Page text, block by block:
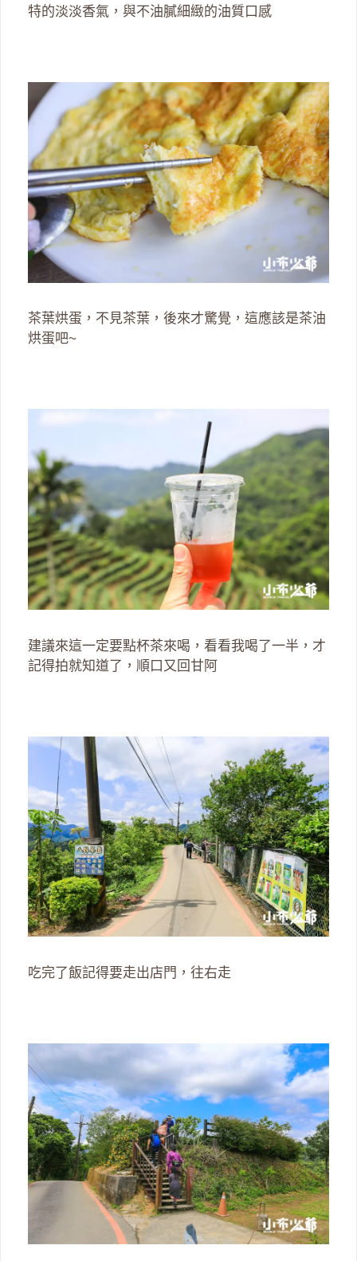
特的淡淡香氣，與不油膩細緻的油質口感
茶葉烘蛋，不見茶葉，後來才驚覺，這應該是茶油
烘蛋吧~
建議來這一定要點杯茶來喝，看看我喝了一半，才
記得拍就知道了，順口又回甘阿
吃完了飯記得要走出店門，往右走